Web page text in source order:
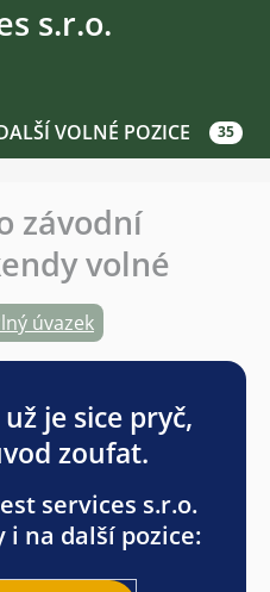
s.r.o.
VOLNÉ POZICE 35
závodní
volné
úvazek
je sice pryč,
zoufat.
services s.r.o.
na další pozice: